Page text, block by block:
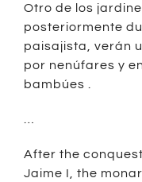
Otro de los
posteriormente
paisajista, verán
por nenúfares y
bambúes .
After the
Jaime I, the